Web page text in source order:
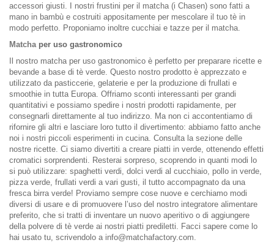
accessori giusti. I nostri frustini per il matcha (i Chasen) sono fatti a
mano in bambù e costruiti appositamente per mescolare il tuo tè in
modo perfetto. Proponiamo inoltre cucchiai e tazze per il matcha.
Matcha per uso gastronomico
Il nostro matcha per uso gastronomico è perfetto per preparare ricette e
bevande a base di tè verde. Questo nostro prodotto è apprezzato e
utilizzato da pasticcerie, gelaterie e per la produzione di frullati e
smoothie in tutta Europa. Offriamo sconti interessanti per grandi
quantitativi e possiamo spedire i nostri prodotti rapidamente, per
consegnarli direttamente al tuo indirizzo. Ma non ci accontentiamo di
rifornire gli altri e lasciare loro tutto il divertimento: abbiamo fatto anche
noi i nostri piccoli esperimenti in cucina. Consulta la sezione delle
nostre ricette. Ci siamo divertiti a creare piatti in verde, ottenendo effetti
cromatici sorprendenti. Resterai sorpreso, scoprendo in quanti modi lo
si può utilizzare: spaghetti verdi, dolci verdi al cucchiaio, pollo in verde,
pizza verde, frullati verdi a vari gusti, il tutto accompagnato da una
fresca birra verde! Proviamo sempre cose nuove e cerchiamo modi
diversi di usare e di promuovere l’uso del nostro integratore alimentare
preferito, che si tratti di inventare un nuovo aperitivo o di aggiungere
della polvere di tè verde ai nostri piatti prediletti. Facci sapere come lo
hai usato tu, scrivendolo a info@matchafactory.com.